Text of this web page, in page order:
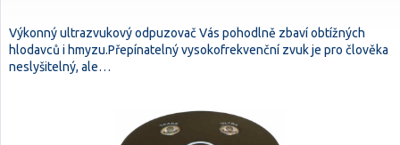
Výkonný ultrazvukový odpuzovač Vás pohodlně zbaví obtížných
hlodavců i hmyzu.Přepínatelný vysokofrekvenční zvuk je pro člověka
neslyšitelný, ale…